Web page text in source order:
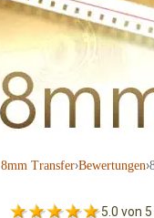
8mm Transfer›Bewertungen›
5.0 von 5